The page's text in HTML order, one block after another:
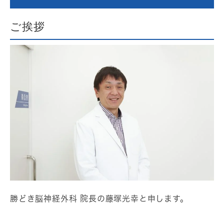
ご挨拶
勝どき脳神経外科 院長の藤塚光幸と申します。